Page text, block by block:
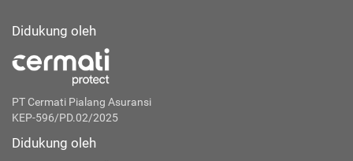
Didukung oleh
PT Cermati Pialang Asuransi
KEP-596/PD.02/2025
Didukung oleh